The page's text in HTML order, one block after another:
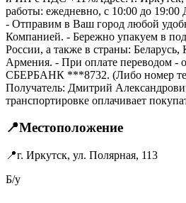
работы: ежедневно, с 10:00 до 19:00
- Отправим в Ваш город любой
Компанией. - Бережно упакуем в
России, а также в страны: Беларусь,
Армения. - При оплате переводом -
СБЕРБАНК ***8732. (Либо номер
Получатель: Дмитрий
транспортировке оплачивает
📍Местоположение
📍г. Иркутск, ул. Полярная, 113
Б/у